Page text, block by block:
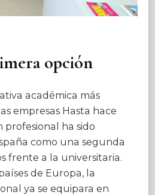
opción
académica más
empresas Hasta hace
profesional ha sido
como una segunda
frente a la universitaria.
de Europa, la
ya se equipara en